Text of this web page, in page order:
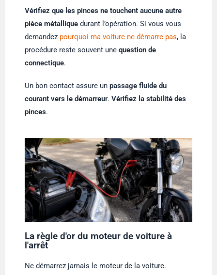
Vérifiez que les pinces ne touchent aucune autre
pièce métallique durant l’opération. Si vous vous
demandez pourquoi ma voiture ne démarre pas, la
procédure reste souvent unequestion de
connectique.
Un bon contact assure unpassage fluide du
courant vers le démarreur.Vérifiez la stabilité des
pinces.
La règle d'or du moteur de voiture à
l'arrêt
Ne démarrez jamais le moteur de la voiture.